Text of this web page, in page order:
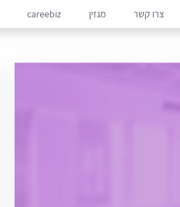
צרו קשר מגזין careebiz